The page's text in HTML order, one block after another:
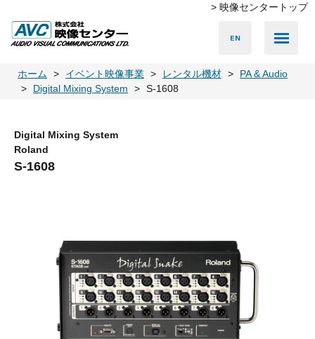
> 映像センタートップ
ホーム イベント映像事業 レンタル機材
PA & Audio
Digital Mixing System
S-1608
Digital Mixing System
Roland
S-1608